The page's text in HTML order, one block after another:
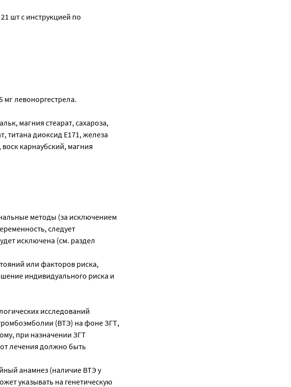
шт с инструкцией по
мг левоноргестрела.
магния стеарат, сахароза,
титана диоксид Е171, железа
карнаубский, магния
методы (за исключением
следует
исключена (см. раздел
или факторов риска,
индивидуального риска и
исследований
(ВТЭ) на фоне ЗГТ,
при назначении ЗГТ
лечения должно быть
анамнез (наличие ВТЭ у
указывать на генетическую